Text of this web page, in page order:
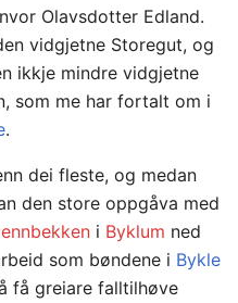
Olavsdotter Edland.
vidgjetne Storegut, og
ikkje mindre vidgjetne
som me har fortalt om i
.
dei fleste, og medan
den store oppgåva med
i Byklum ned
som bøndene i Bykle
få greiare falltilhøve